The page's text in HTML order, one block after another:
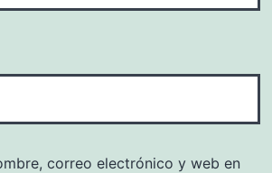
correo electrónico y web en